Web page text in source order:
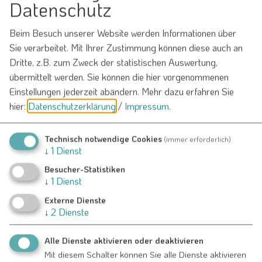
E-Mail*
Betreff*
Nachricht*
Ich habe dieDatenschutzerklärung gelesenund bin
Datenschutz
Beim Besuch unserer Website werden Informationen über
Sie verarbeitet. Mit Ihrer Zustimmung können diese auch an
Dritte, z.B. zum Zweck der statistischen Auswertung,
übermittelt werden. Sie können die hier vorgenommenen
Einstellungen jederzeit abändern. Mehr dazu erfahren Sie
hier: Datenschutzerklärung/ Impressum.
Technisch notwendige Cookies (immer erforderlich)
↓ 1 Dienst
Besucher-Statistiken
↓ 1 Dienst
Externe Dienste
↓ 2 Dienste
Alle Dienste aktivieren oder deaktivieren
Mit diesem Schalter können Sie alle Dienste aktivieren